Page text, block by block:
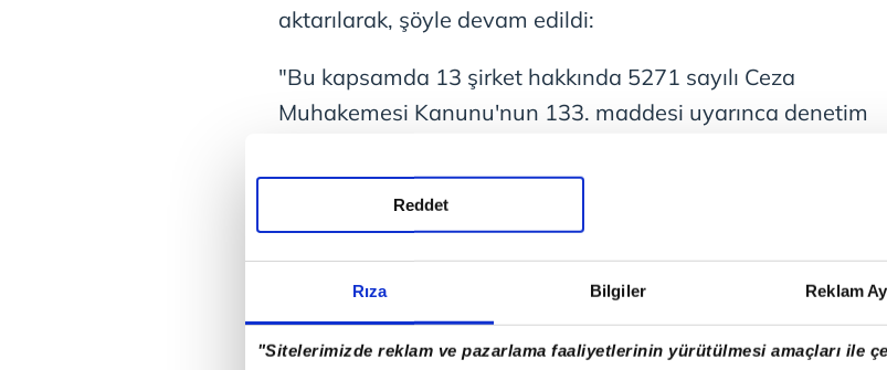
Rıza Bilgiler Reklam
"Sitelerimizde reklam ve pazarlama faaliyetlerinin yürütülmesi amaçları ile
Reddet
aktarılarak, şöyle devam edildi:
"Bu kapsamda 13 şirket hakkında 5271 sayılı Ceza
Muhakemesi Kanunu'nun 133. maddesi uyarınca denetim
ilişkin oluşabilecek tereddütlerin giderilmesi bakımından
özellikle belirtmek gerekir ki denetim kayyumluğu tedbiri,
şirketlere el konulması veya şirketlerin ticari faaliyetlerinin
durdurulması anlamına gelmemektedir. Soruşturma
kapsamında söz konusu şirketler hakkında herhangi bir el
koyma kararı bulunmamaktadır. Denetim kayyumluğu